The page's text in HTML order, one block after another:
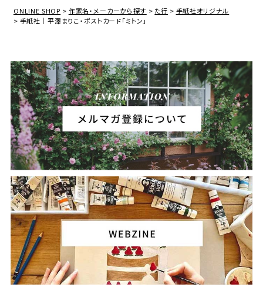
ONLINE SHOP
作家名・メーカーから探す た行
手紙社オリジナル
手紙社｜平澤まりこ・ポストカード「ミトン」